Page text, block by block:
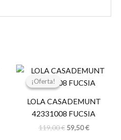
¡Oferta!
¡Oferta!
LOLA CASADEMUNT
42331008 FUCSIA
119,00€
El
original
119,00 €.
59,50€
El
actual
59,50 €.